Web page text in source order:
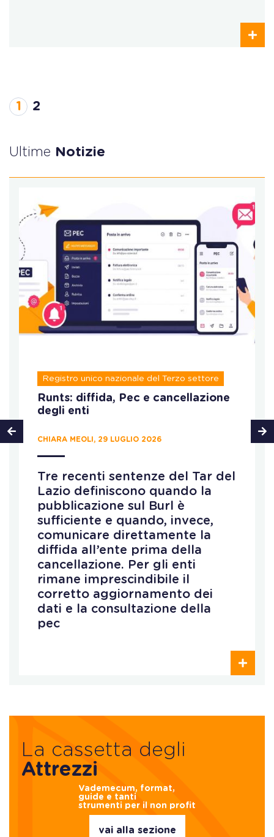
1 2
Ultime Notizie
Registro unico nazionale del Terzo settore
Runts: diffida, Pec e cancellazione
degli enti
CHIARA MEOLI, 29 LUGLIO 2026
Tre recenti sentenze del Tar del
Lazio definiscono quando la
pubblicazione sul Burl è
sufficiente e quando, invece,
comunicare direttamente la
diffida all’ente prima della
cancellazione. Per gli enti
rimane imprescindibile il
corretto aggiornamento dei
dati e la consultazione della
pec
La cassetta degli
Attrezzi
Vademecum, format,
guide e tanti
strumenti per il non profit
vai alla sezione